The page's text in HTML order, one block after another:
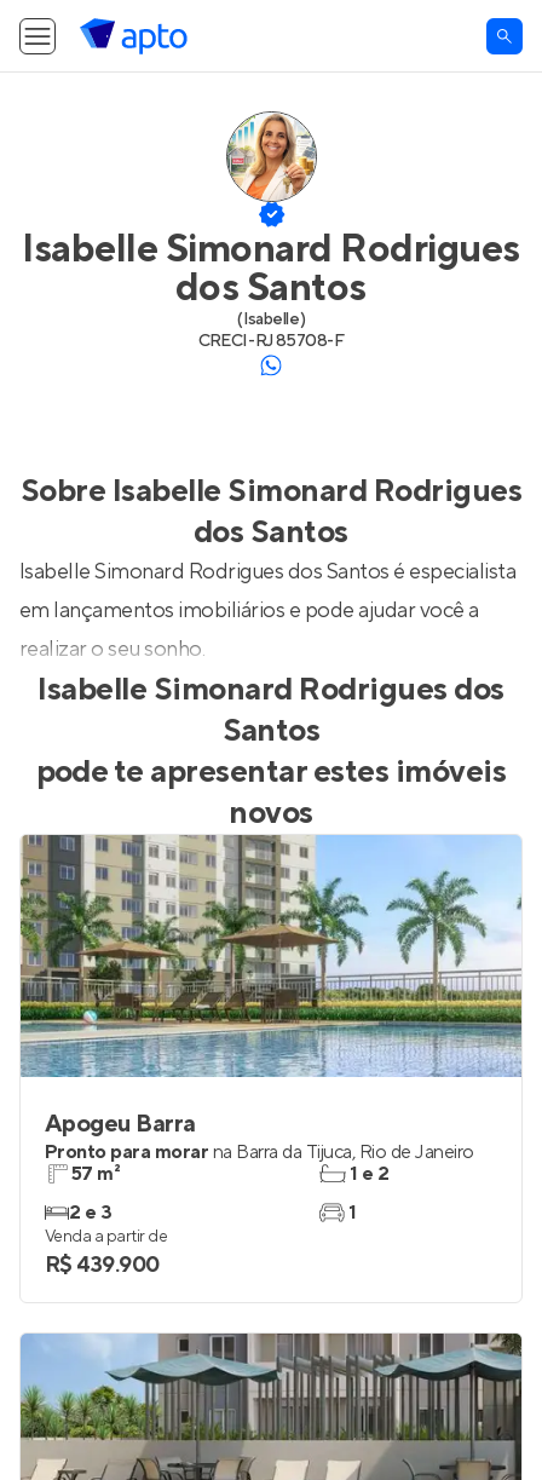
Isabelle Simonard Rodrigues
dos Santos
(Isabelle)
CRECI-RJ 85708-F
Sobre Isabelle Simonard Rodrigues
dos Santos
Isabelle Simonard Rodrigues dos Santos é especialista
em lançamentos imobiliários e pode ajudar você a
realizar o seu sonho.
Isabelle Simonard Rodrigues dos
Santos
pode te apresentar estes imóveis
novos
Apogeu Barra
Pronto para morar na Barra da Tijuca, Rio de Janeiro
57 m²
2 e 3
1 e 2
1
Venda a partir de
R$ 439.900